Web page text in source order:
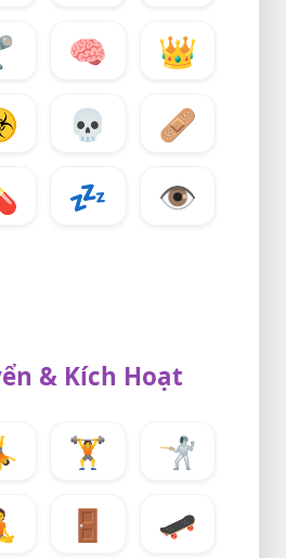
🧠
👑
💀
🩹
💤
👁️
& Kích Hoạt
🏋️
🤺
🚪
🛹